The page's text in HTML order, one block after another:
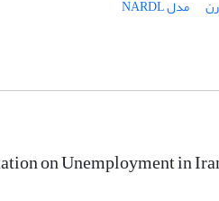
مدل NARDL
on Unemployment in